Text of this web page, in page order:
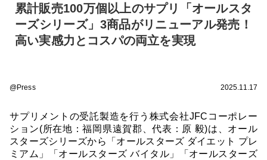
累計販売100万個以上のサプリ「オールスタ
ーズシリーズ」3商品がリニューアル発売！
高い実感力とコスパの両立を実現
@Press 2025.11.17
サプリメントの受託製造を行う株式会社JFCコーポレー
ション(所在地：福岡県遠賀郡、代表：原 毅)は、オール
スターズシリーズから「オールスターズ ダイエット プレ
ミアム」「オールスターズ バイタル」「オールスターズ